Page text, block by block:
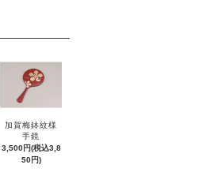
加賀梅鉢紋様
手鏡
3,500円(税込3,8
50円)